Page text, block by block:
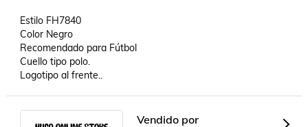
Estilo FH7840
Color Negro
Recomendado para Fútbol
Cuello tipo polo.
Logotipo al frente..
Vendido por